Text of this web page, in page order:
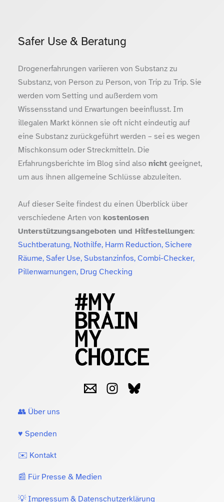
Safer Use & Beratung
Drogenerfahrungen variieren von Substanz zu
Substanz, von Person zu Person, von Trip zu Trip. Sie
werden vom Setting und außerdem vom
Wissensstand und Erwartungen beeinflusst. Im
illegalen Markt können sie oft nicht eindeutig auf
eine Substanz zurückgeführt werden – sei es wegen
Mischkonsum oder Streckmitteln. Die
Erfahrungsberichte im Blog sind also nichtgeeignet,
um aus ihnen allgemeine Schlüsse abzuleiten.
Auf dieser Seite findest du einen Überblick über
verschiedene Arten von kostenlosen
Unterstützungsangeboten und Hilfestellungen:
Suchtberatung, Nothilfe, Harm Reduction, Sichere
Räume, Safer Use, Substanzinfos, Combi-Checker,
Pillenwarnungen, Drug Checking
👥 Über uns
♥️ Spenden
✉️ Kontakt
📰 Für Presse & Medien
💡 Impressum & Datenschutzerklärung